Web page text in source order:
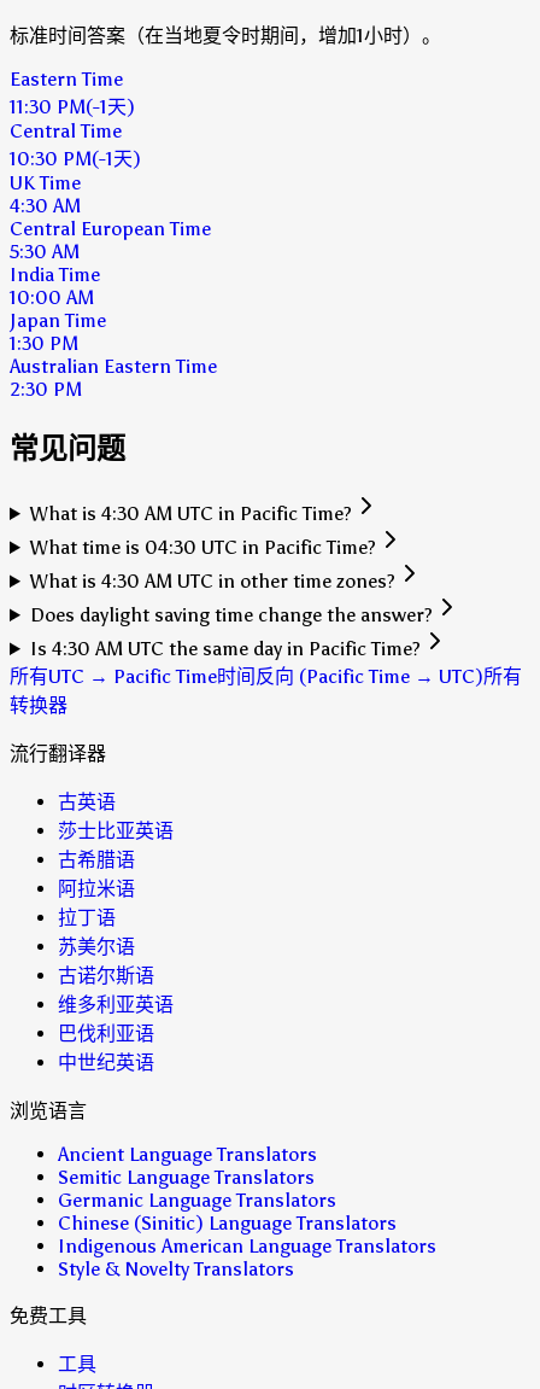
标准时间答案（在当地夏令时期间，增加1小时）。
Eastern Time
11:30 PM(-1天)
Central Time
10:30 PM(-1天)
UK Time
4:30 AM
Central European Time
5:30 AM
India Time
10:00 AM
Japan Time
1:30 PM
Australian Eastern Time
2:30 PM
常见问题
What is 4:30 AM UTC in Pacific Time?
What time is 04:30 UTC in Pacific Time?
What is 4:30 AM UTC in other time zones?
Does daylight saving time change the answer?
Is 4:30 AM UTC the same day in Pacific Time?
所有UTC → Pacific Time时间反向 (Pacific Time → UTC)所有
转换器
流行翻译器
古英语
莎士比亚英语
古希腊语
阿拉米语
拉丁语
苏美尔语
古诺尔斯语
维多利亚英语
巴伐利亚语
中世纪英语
浏览语言
Ancient Language Translators
Semitic Language Translators
Germanic Language Translators
Chinese (Sinitic) Language Translators
Indigenous American Language Translators
Style & Novelty Translators
免费工具
工具